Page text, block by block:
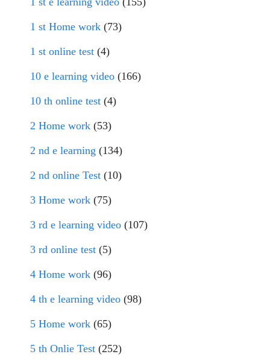
1 st Home work (73)
1 st online test (4)
10 e learning video (166)
10 th online test (4)
2 Home work (53)
2 nd e learning (134)
2 nd online Test (10)
3 Home work (75)
3 rd e learning video (107)
3 rd online test (5)
4 Home work (96)
4 th e learning video (98)
5 Home work (65)
5 th Onlie Test (252)